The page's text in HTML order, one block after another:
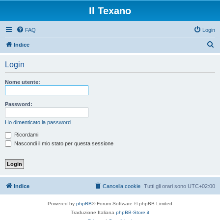
Il Texano
FAQ Login
Indice
Login
Nome utente:
Password:
Ho dimenticato la password
Ricordami
Nascondi il mio stato per questa sessione
Indice Tutti gli orari sono UTC+02:00
Cancella cookie
Powered by phpBB® Forum Software © phpBB Limited
Traduzione Italiana phpBB-Store.it